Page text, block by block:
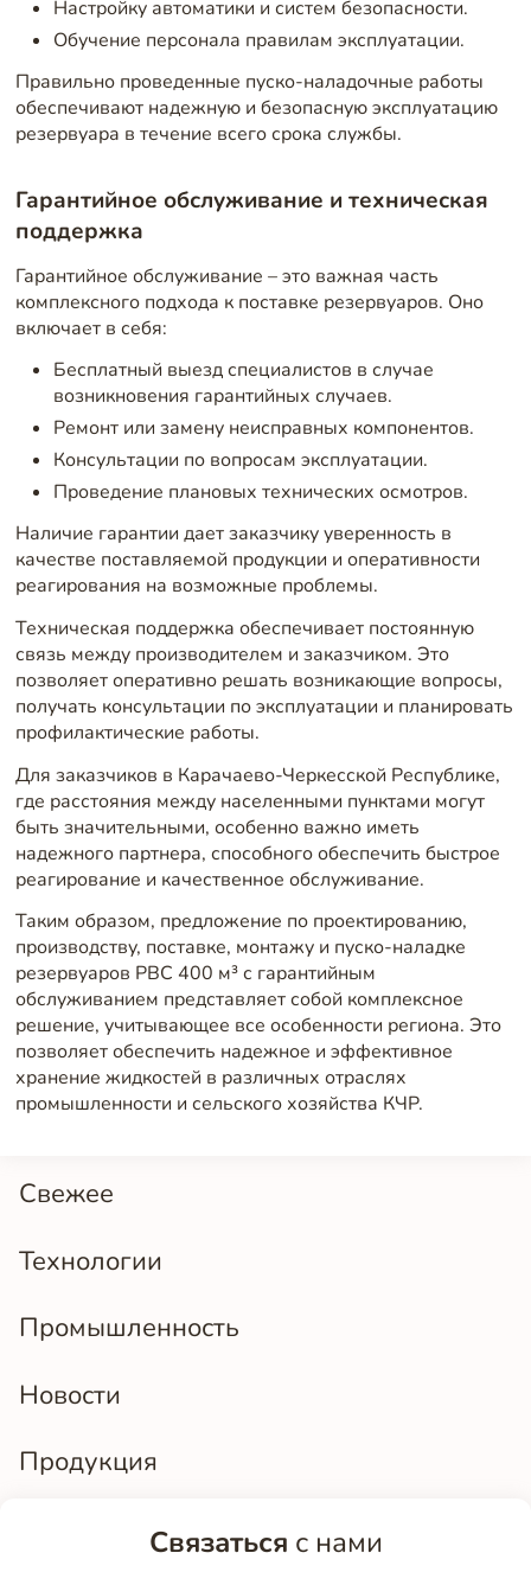
Свежее
Технологии
Промышленность
Новости
Продукция
Настройку автоматики и систем безопасности.
Обучение персонала правилам эксплуатации.
Правильно проведенные пуско-наладочные работы
обеспечивают надежную и безопасную эксплуатацию
резервуара в течение всего срока службы.
Гарантийное обслуживание и техническая
поддержка
Гарантийное обслуживание – это важная часть
комплексного подхода к поставке резервуаров. Оно
включает в себя:
Бесплатный выезд специалистов в случае
возникновения гарантийных случаев.
Ремонт или замену неисправных компонентов.
Консультации по вопросам эксплуатации.
Проведение плановых технических осмотров.
Наличие гарантии дает заказчику уверенность в
качестве поставляемой продукции и оперативности
реагирования на возможные проблемы.
Техническая поддержка обеспечивает постоянную
связь между производителем и заказчиком. Это
позволяет оперативно решать возникающие вопросы,
получать консультации по эксплуатации и планировать
профилактические работы.
Для заказчиков в Карачаево-Черкесской Республике,
где расстояния между населенными пунктами могут
быть значительными, особенно важно иметь
надежного партнера, способного обеспечить быстрое
реагирование и качественное обслуживание.
Таким образом, предложение по проектированию,
производству, поставке, монтажу и пуско-наладке
резервуаров РВС 400 м³ с гарантийным
обслуживанием представляет собой комплексное
решение, учитывающее все особенности региона. Это
позволяет обеспечить надежное и эффективное
хранение жидкостей в различных отраслях
промышленности и сельского хозяйства КЧР.
Связаться с нами